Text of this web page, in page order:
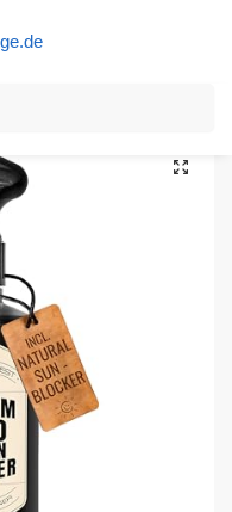
| Autopflege Innenraum und Cockpit | Professionelle Auto-Aufbereitung mit Tiefenwirkung | Premium Reiniger von URBAN FOREST 500ml